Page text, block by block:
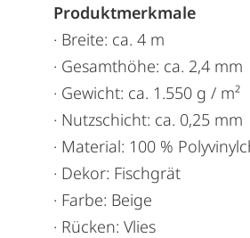
Produktmerkmale
· Breite: ca. 4 m
· Gesamthöhe: ca. 2,4 mm
· Gewicht: ca. 1.550 g / m²
· Nutzschicht: ca. 0,25 mm
· Material: 100 %
· Dekor: Fischgrät
· Farbe: Beige
· Rücken: Vlies